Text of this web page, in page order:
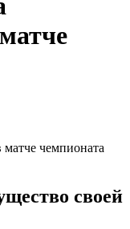
своей